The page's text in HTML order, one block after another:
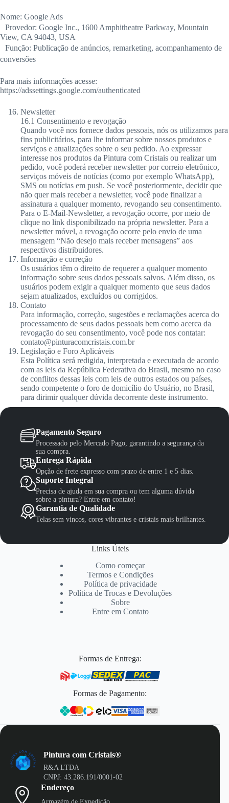
Nome: Google Ads
Provedor: Google Inc., 1600 Amphitheatre Parkway, Mountain
View, CA 94043, USA
Função: Publicação de anúncios, remarketing, acompanhamento de
conversões
Para mais informações acesse:
https://adssettings.google.com/authenticated
Newsletter
16.1 Consentimento e revogação
Quando você nos fornece dados pessoais, nós os utilizamos para
fins publicitários, para lhe informar sobre nossos produtos e
serviços e atualizações sobre o seu pedido. Ao expressar
interesse nos produtos da Pintura com Cristais ou realizar um
pedido, você poderá receber newsletter por correio eletrônico,
serviços móveis de notícias (como por exemplo WhatsApp),
SMS ou notícias em push. Se você posteriormente, decidir que
não quer mais receber a newsletter, você pode finalizar a
assinatura a qualquer momento, revogando seu consentimento.
Para o E-Mail-Newsletter, a revogação ocorre, por meio de
clique no link disponibilizado na própria newsletter. Para a
newsletter móvel, a revogação ocorre pelo envio de uma
mensagem “Não desejo mais receber mensagens” aos
respectivos distribuidores.
Informação e correção
Os usuários têm o direito de requerer a qualquer momento
informação sobre seus dados pessoais salvos. Além disso, os
usuários podem exigir a qualquer momento que seus dados
sejam atualizados, excluídos ou corrigidos.
Contato
Para informação, correção, sugestões e reclamações acerca do
processamento de seus dados pessoais bem como acerca da
revogação do seu consentimento, você pode nos contatar:
contato@pinturacomcristais.com.br
Legislação e Foro Aplicáveis
Esta Política será redigida, interpretada e executada de acordo
com as leis da República Federativa do Brasil, mesmo no caso
de conflitos dessas leis com leis de outros estados ou países,
sendo competente o foro de domicílio do Usuário, no Brasil,
para dirimir qualquer dúvida decorrente deste instrumento.
Pagamento Seguro
Processado pelo Mercado Pago, garantindo a segurança da
sua compra.
Entrega Rápida
Opção de frete expresso com prazo de entre 1 e 5 dias.
Suporte Integral
Precisa de ajuda em sua compra ou tem alguma dúvida
sobre a pintura? Entre em contato!
Garantia de Qualidade
Telas sem vincos, cores vibrantes e cristais mais brilhantes.
Links Úteis
Como começar
Termos e Condições
Política de privacidade
Política de Trocas e Devoluções
Sobre
Entre em Contato
Formas de Entrega:
Formas de Pagamento:
Pintura com Cristais®
R&A LTDA
CNPJ: 43.286.191/0001-02
Endereço